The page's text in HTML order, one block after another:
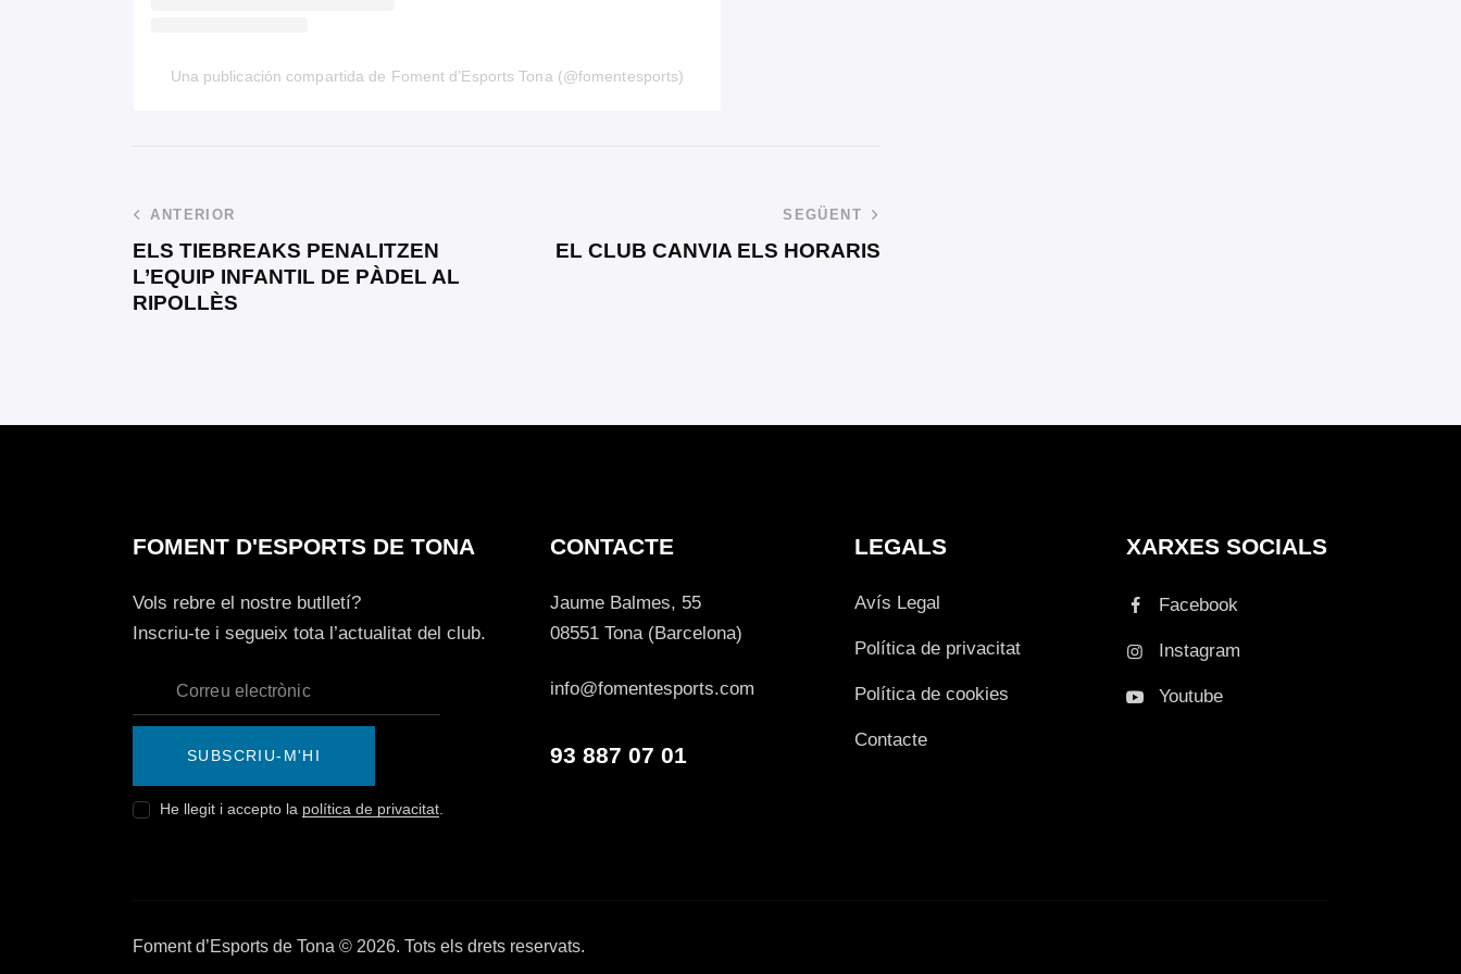
Una publicación compartida de Foment d’Esports Tona (@fomentesports)
ANTERIOR
ELS TIEBREAKS PENALITZEN
L’EQUIP INFANTIL DE PÀDEL AL
RIPOLLÈS
SEGÜENT
EL CLUB CANVIA ELS HORARIS
FOMENT D'ESPORTS DE TONA
Vols rebre el nostre butlletí?
Inscriu-te i segueix tota l’actualitat del club.
SUBSCRIU-M'HI
He llegit i accepto la política de privacitat.
CONTACTE
Jaume Balmes, 55
08551 Tona (Barcelona)
info@fomentesports.com
93 887 07 01
LEGALS
Avís Legal
Política de privacitat
Política de cookies
Contacte
XARXES SOCIALS
Facebook
Instagram
Youtube
Foment d’Esports de Tona © 2026. Tots els drets reservats.